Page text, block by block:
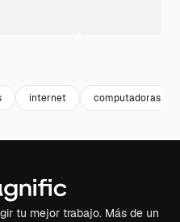
internet computadoras
tu mejor trabajo. Más de un